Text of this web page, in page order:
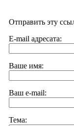
Отправить эту
E-mail адресата:
Ваше имя:
Ваш e-mail:
Тема: